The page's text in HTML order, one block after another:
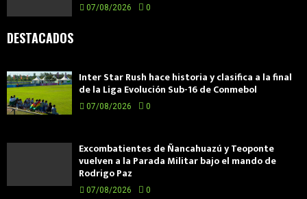
07/08/2026 0
DESTACADOS
Inter Star Rush hace historia y clasifica a la final
de la Liga Evolución Sub-16 de Conmebol
07/08/2026 0
Excombatientes de Ñancahuazú y Teoponte
vuelven a la Parada Militar bajo el mando de
Rodrigo Paz
07/08/2026 0